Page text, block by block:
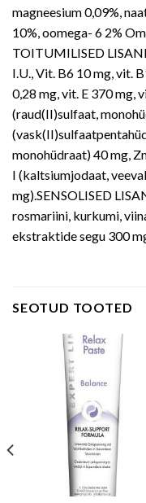
magneesium 0,09%,
10%, oomega- 6 2%
TOITUMILISED
I.U., Vit. B6 10 mg, vit.
0,28 mg, vit. E 370 mg,
(raud(II)sulfaat,
monohüdraat) 40 mg,
I (kaltsiumjodaat,
mg).SENSOLISED
rosmariini, kurkumi,
ekstraktide segu 300
SEOTUD TOOTED